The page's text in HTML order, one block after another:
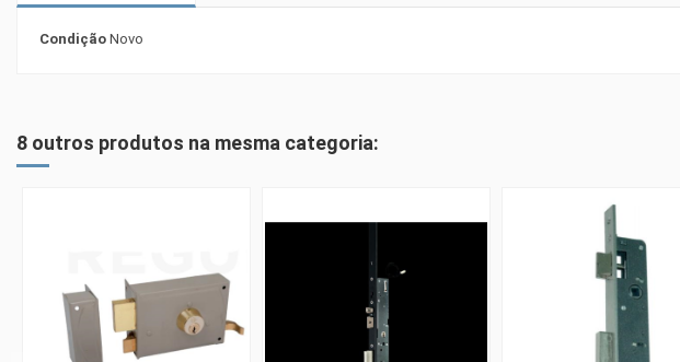
Condição Novo
8 outros produtos na mesma categoria: